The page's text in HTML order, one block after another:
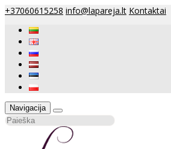
+37060615258 info@lapareja.lt Kontaktai
Navigacija